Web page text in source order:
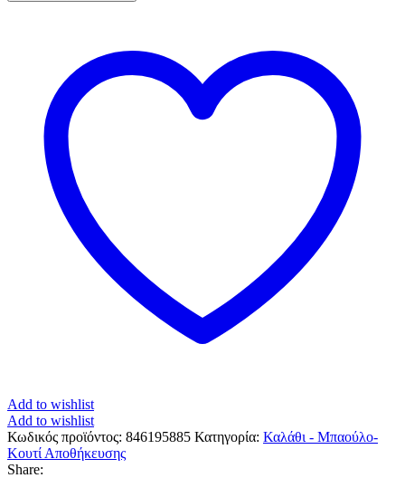
Add to wishlist
Add to wishlist
Κωδικός προϊόντος: 846195885 Κατηγορία: Καλάθι - Μπαούλο-
Κουτί Αποθήκευσης
Share: